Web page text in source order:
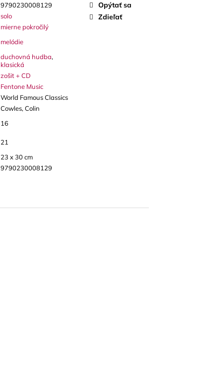
9790230008129
solo
mierne pokročilý
melódie
duchovná hudba,
klasická
zošit + CD
Fentone Music
World Famous Classics
Cowles, Colin
16
21
23 x 30 cm
9790230008129
Opýtať sa
Zdieľať